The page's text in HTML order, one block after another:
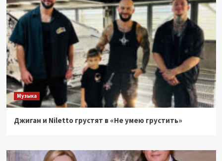
Музыка
Джиган и Niletto грустят в «Не умею грустить»